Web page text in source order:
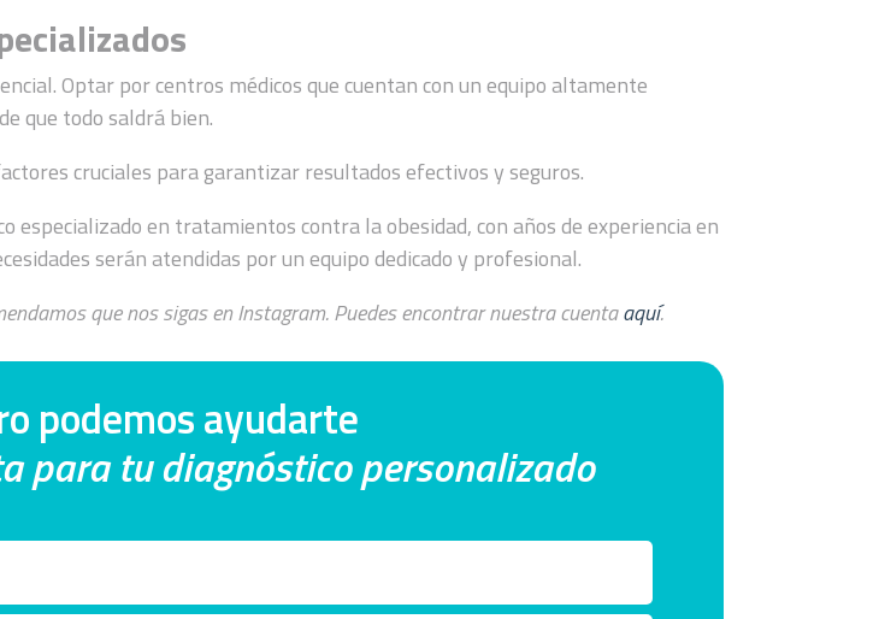
Optar por centros médicos que cuentan con un equipo altamente
que todo saldrá bien.
cruciales para garantizar resultados efectivos y seguros.
especializado en tratamientos contra la obesidad, con años de experiencia en
serán atendidas por un equipo dedicado y profesional.
que nos sigas en Instagram. Puedes encontrar nuestra cuentaaquí.
podemos ayudarte
para tu diagnóstico personalizado